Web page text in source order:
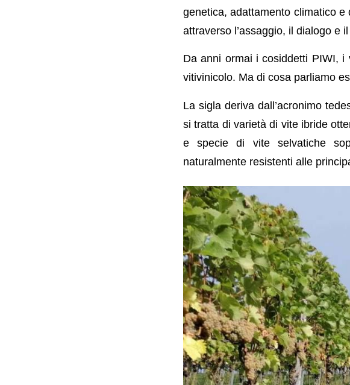
genetica, adattamento climatico
attraverso l’assaggio, il dialogo e
Da anni ormai i cosiddetti PIWI,
vitivinicolo. Ma di cosa parliamo
La sigla deriva dall’acronimo
si tratta di varietà di vite ibride
e specie di vite selvatiche
naturalmente resistenti alle